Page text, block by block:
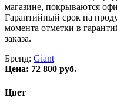
магазине, покрываются
Гарантийный срок на
момента отметки в
заказа.
Бренд: Giant
Цена: 72 800 руб.
Цвет